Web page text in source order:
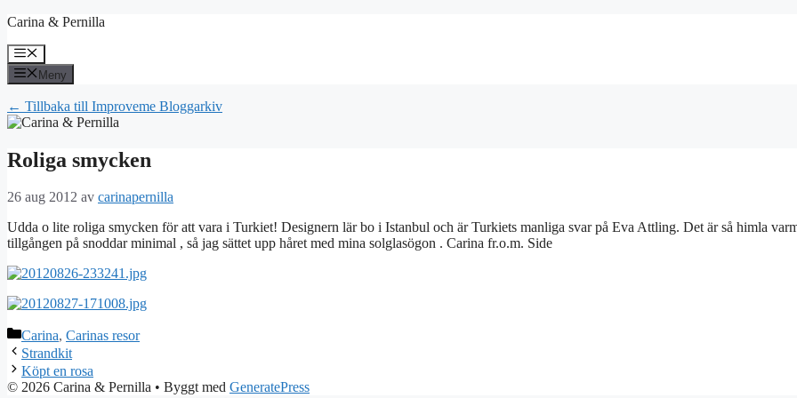
Hoppa
innehåll
Carina & Pernilla
Meny
Meny
← Tillbaka till Improveme Bloggarkiv
Roliga smycken
26 aug 2012 av carinapernilla
Udda o lite roliga smycken för att vara i Turkiet! Designern lär bo i Istanbul och är Turkiets manliga svar på Eva Attling. Det är så himla
tillgången på snoddar minimal , så jag sättet upp håret med mina solglasögon . Carina fr.o.m. Side
Kategorier
Carina, Carinas resor
Strandkit
Köpt en rosa
© 2026 Carina & Pernilla • Byggt med GeneratePress